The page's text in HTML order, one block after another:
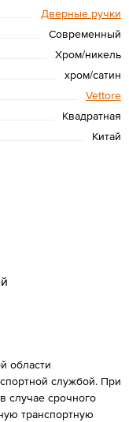
Дверные ручки
Современный
Хром/никель
хром/сатин
Vettore
Квадратная
Китай
области
службой. При
случае срочного
транспортную